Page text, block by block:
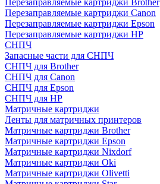
Перезаправляемые картриджи Brother
Перезаправляемые картриджи Canon
Перезаправляемые картриджи Epson
Перезаправляемые картриджи HP
СНПЧ
Запасные части для СНПЧ
СНПЧ для Brother
СНПЧ для Canon
СНПЧ для Epson
СНПЧ для HP
Матричные картриджи
Ленты для матричных принтеров
Матричные картриджи Brother
Матричные картриджи Epson
Матричные картриджи Nixdorf
Матричные картриджи Oki
Матричные картриджи Olivetti